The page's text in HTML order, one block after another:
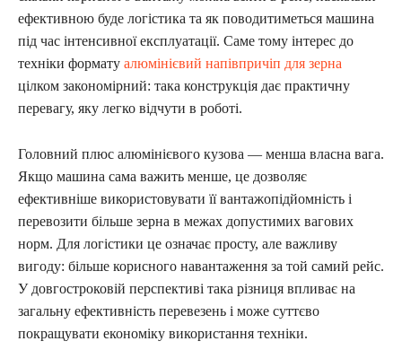
ефективною буде логістика та як поводитиметься машина
під час інтенсивної експлуатації. Саме тому інтерес до
техніки формату алюмінієвий напівпричіп для зерна
цілком закономірний: така конструкція дає практичну
перевагу, яку легко відчути в роботі.
Головний плюс алюмінієвого кузова — менша власна вага.
Якщо машина сама важить менше, це дозволяє
ефективніше використовувати її вантажопідйомність і
перевозити більше зерна в межах допустимих вагових
норм. Для логістики це означає просту, але важливу
вигоду: більше корисного навантаження за той самий рейс.
У довгостроковій перспективі така різниця впливає на
загальну ефективність перевезень і може суттєво
покращувати економіку використання техніки.